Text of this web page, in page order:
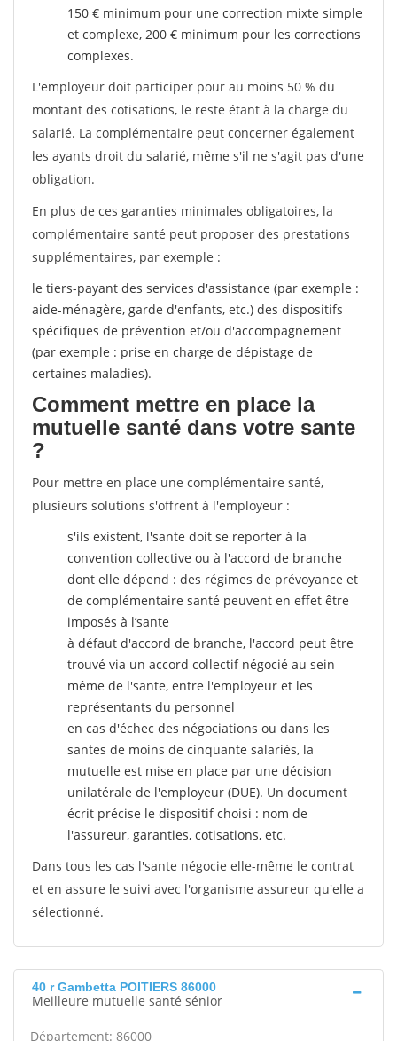
150 € minimum pour une correction mixte simple
et complexe, 200 € minimum pour les corrections
complexes.
L'employeur doit participer pour au moins 50 % du
montant des cotisations, le reste étant à la charge du
salarié. La complémentaire peut concerner également
les ayants droit du salarié, même s'il ne s'agit pas d'une
obligation.
En plus de ces garanties minimales obligatoires, la
complémentaire santé peut proposer des prestations
supplémentaires, par exemple :
le tiers-payant des services d'assistance (par exemple :
aide-ménagère, garde d'enfants, etc.) des dispositifs
spécifiques de prévention et/ou d'accompagnement
(par exemple : prise en charge de dépistage de
certaines maladies).
Comment mettre en place la
mutuelle santé dans votre sante
?
Pour mettre en place une complémentaire santé,
plusieurs solutions s'offrent à l'employeur :
s'ils existent, l'sante doit se reporter à la
convention collective ou à l'accord de branche
dont elle dépend : des régimes de prévoyance et
de complémentaire santé peuvent en effet être
imposés à l’sante
à défaut d'accord de branche, l'accord peut être
trouvé via un accord collectif négocié au sein
même de l'sante, entre l'employeur et les
représentants du personnel
en cas d'échec des négociations ou dans les
santes de moins de cinquante salariés, la
mutuelle est mise en place par une décision
unilatérale de l'employeur (DUE). Un document
écrit précise le dispositif choisi : nom de
l'assureur, garanties, cotisations, etc.
Dans tous les cas l'sante négocie elle-même le contrat
et en assure le suivi avec l'organisme assureur qu'elle a
sélectionné.
40 r Gambetta POITIERS 86000
Meilleure mutuelle santé sénior
Département: 86000